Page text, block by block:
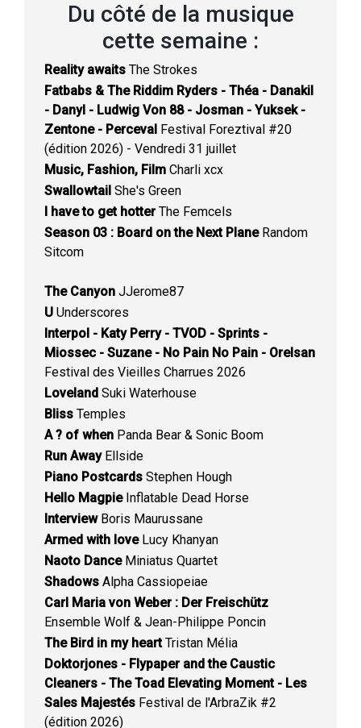
Du côté de la musique
cette semaine :
Reality awaits The Strokes
Fatbabs & The Riddim Ryders - Théa - Danakil
- Danyl - Ludwig Von 88 - Josman - Yuksek -
Zentone - Perceval Festival Foreztival #20
(édition 2026) - Vendredi 31 juillet
Music, Fashion, Film Charli xcx
Swallowtail She's Green
I have to get hotterThe Femcels
Season 03 : Board on the Next PlaneRandom
Sitcom
The Canyon JJerome87
U Underscores
Interpol - Katy Perry - TVOD - Sprints -
Miossec - Suzane - No Pain No Pain - Orelsan
Festival des Vieilles Charrues 2026
Loveland Suki Waterhouse
Bliss Temples
A ? of when Panda Bear & Sonic Boom
Run AwayEllside
Piano Postcards Stephen Hough
Hello MagpieInflatable Dead Horse
InterviewBoris Maurussane
Armed with loveLucy Khanyan
Naoto DanceMiniatus Quartet
Shadows Alpha Cassiopeiae
Carl Maria von Weber : Der Freischütz
Ensemble Wolf & Jean-Philippe Poncin
The Bird in my heartTristan Mélia
Doktorjones - Flypaper and the Caustic
Cleaners - The Toad Elevating Moment - Les
Sales Majestés Festival de l'ArbraZik #2
(édition 2026)